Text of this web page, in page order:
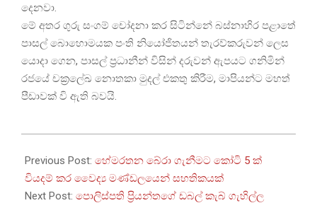
දෙනවා.
මේ අතර ගුරු සංගම් චෝදනා කර සිටින්නේ බස්නාහිර පළාතේ
පාසල් බොහොමයක පංති නියෝජිතයන් තැරව්කරුවන් ලෙස
යොදා ගෙන, පාසල් ප්‍රධානීන් විසින් දරුවන් ඇපයට ගනිමින්
රජයේ චක්‍රලේඛ නොතකා මුදල් එකතු කිරීම, මාපියන්ට මහත්
පීඩාවක් වි ඇති බවයි.
05-
18
Previous Post: හේමරතන බේරා ගැනීමට කෝටි 5 ක්
වියදම් කර වෛද්‍ය මණ්ඩලයෙන් සහතිකයක්
Next Post: පොලිස්පති ප්‍රියන්තගේ ඩබල් කැබ් ගැහිල්ල